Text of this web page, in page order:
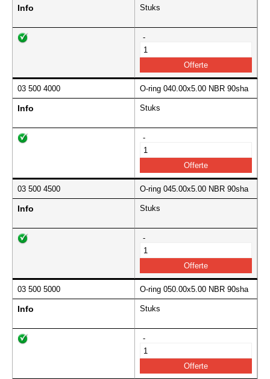
Info Stuks
-
03 500 4000 O-ring 040.00x5.00 NBR 90sha
Info Stuks
-
03 500 4500 O-ring 045.00x5.00 NBR 90sha
Info Stuks
-
03 500 5000 O-ring 050.00x5.00 NBR 90sha
Info Stuks
-